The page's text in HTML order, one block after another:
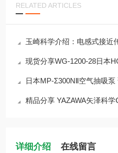
RELATED ARTICLES
玉崎科学介绍：电感式接近
现货分享WG-1200-28日本
日本MP-Σ300NⅡ空气抽吸泵
精品分享 YAZAWA矢泽科
详细介绍 在线留言